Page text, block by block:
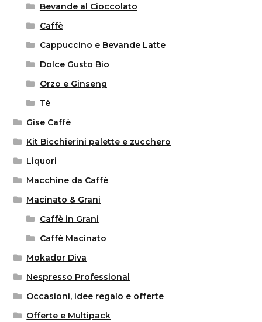
Bevande al Cioccolato
Caffè
Cappuccino e Bevande Latte
Dolce Gusto Bio
Orzo e Ginseng
Tè
Gise Caffè
Kit Bicchierini palette e zucchero
Liquori
Macchine da Caffè
Macinato & Grani
Caffè in Grani
Caffè Macinato
Mokador Diva
Nespresso Professional
Occasioni, idee regalo e offerte
Offerte e Multipack